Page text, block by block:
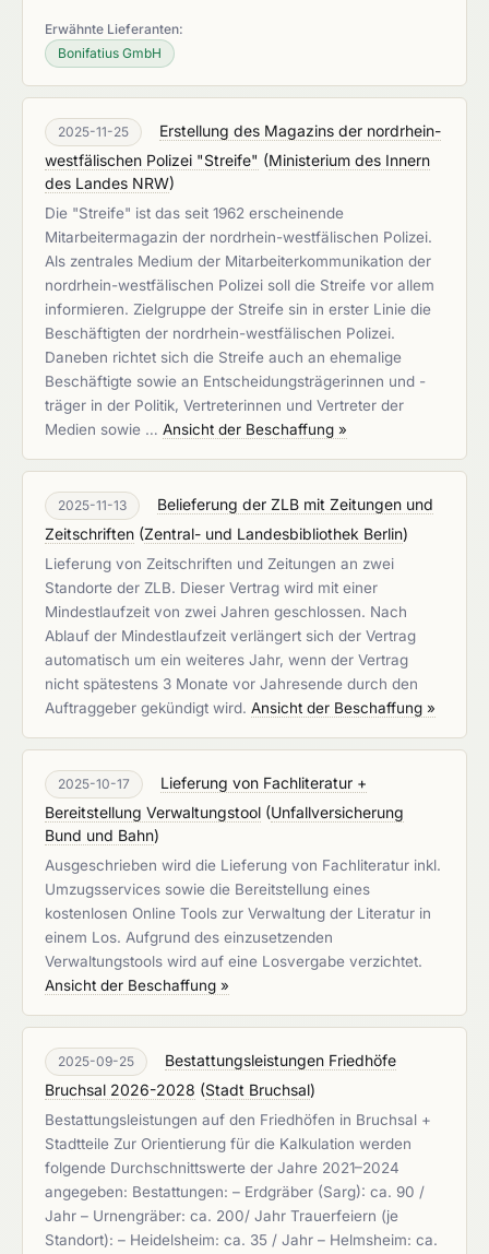
Erwähnte Lieferanten:
Bonifatius GmbH
2025-11-25
Erstellung des Magazins der nordrhein-
westfälischen Polizei "Streife" (Ministerium des Innern
des Landes NRW)
Die "Streife" ist das seit 1962 erscheinende
Mitarbeitermagazin der nordrhein-westfälischen Polizei.
Als zentrales Medium der Mitarbeiterkommunikation der
nordrhein-westfälischen Polizei soll die Streife vor allem
informieren. Zielgruppe der Streife sin in erster Linie die
Beschäftigten der nordrhein-westfälischen Polizei.
Daneben richtet sich die Streife auch an ehemalige
Beschäftigte sowie an Entscheidungsträgerinnen und -
träger in der Politik, Vertreterinnen und Vertreter der
Medien sowie … Ansicht der Beschaffung »
2025-11-13
Belieferung der ZLB mit Zeitungen und
Zeitschriften (Zentral- und Landesbibliothek Berlin)
Lieferung von Zeitschriften und Zeitungen an zwei
Standorte der ZLB. Dieser Vertrag wird mit einer
Mindestlaufzeit von zwei Jahren geschlossen. Nach
Ablauf der Mindestlaufzeit verlängert sich der Vertrag
automatisch um ein weiteres Jahr, wenn der Vertrag
nicht spätestens 3 Monate vor Jahresende durch den
Auftraggeber gekündigt wird. Ansicht der Beschaffung »
2025-10-17
Lieferung von Fachliteratur +
Bereitstellung Verwaltungstool (Unfallversicherung
Bund und Bahn)
Ausgeschrieben wird die Lieferung von Fachliteratur inkl.
Umzugsservices sowie die Bereitstellung eines
kostenlosen Online Tools zur Verwaltung der Literatur in
einem Los. Aufgrund des einzusetzenden
Verwaltungstools wird auf eine Losvergabe verzichtet.
Ansicht der Beschaffung »
2025-09-25
Bestattungsleistungen Friedhöfe
Bruchsal 2026-2028 (Stadt Bruchsal)
Bestattungsleistungen auf den Friedhöfen in Bruchsal +
Stadtteile Zur Orientierung für die Kalkulation werden
folgende Durchschnittswerte der Jahre 2021–2024
angegeben: Bestattungen: – Erdgräber (Sarg): ca. 90 /
Jahr – Urnengräber: ca. 200/ Jahr Trauerfeiern (je
Standort): – Heidelsheim: ca. 35 / Jahr – Helmsheim: ca.